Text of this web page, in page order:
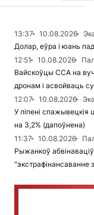
13:37 10.08.2026
Долар, еўра і юань
12:51
10.08.2026
Вайскоўцы ССА на
дронам і асвойваць
12:07
10.08.2026
У ліпені
на 3,2% (дапоўнена)
11:37
10.08.2026
Рыжанкоў
"экстрафінансаванне